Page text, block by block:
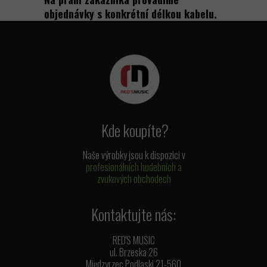
objednávky s konkrétní délkou kabelu.
Naše výrobky jsou k dispozici v
profesionálních hudebních a
zvukových obchodech
Kde koupíte?
Kontaktujte nás:
RED'S MUSIC
ul. Brzeska 26
Międzyrzec Podlaski 21-560